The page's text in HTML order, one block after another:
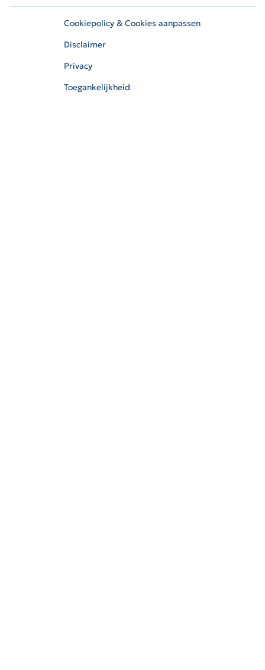
Cookiepolicy & Cookies aanpassen
Disclaimer
Privacy
Toegankelijkheid